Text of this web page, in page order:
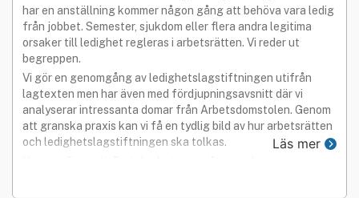
har en anställning kommer någon gång att behöva vara ledig
från jobbet. Semester, sjukdom eller flera andra legitima
orsaker till ledighet regleras i arbetsrätten. Vi reder ut
begreppen.
Vi gör en genomgång av ledighetslagstiftningen utifrån
lagtexten men har även med fördjupningsavsnitt där vi
analyserar intressanta domar från Arbetsdomstolen. Genom
att granska praxis kan vi få en tydlig bild av hur arbetsrätten
och ledighetslagstiftningen ska tolkas.
Läs mer